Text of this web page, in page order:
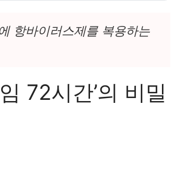
항바이러스제를 복용하는
72시간’의 비밀